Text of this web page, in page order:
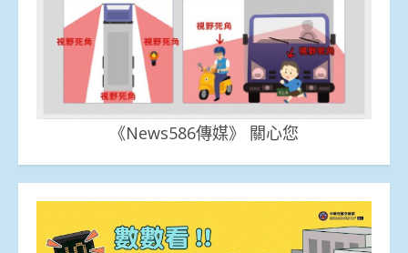
《News586傳媒》 關心您